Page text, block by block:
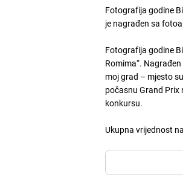
Fotografija godine
je nagrađen sa
Fotografija godine
Romima“.
moj grad – mjesto
počasnu Grand Prix
konkursu.
Ukupna vrijednost